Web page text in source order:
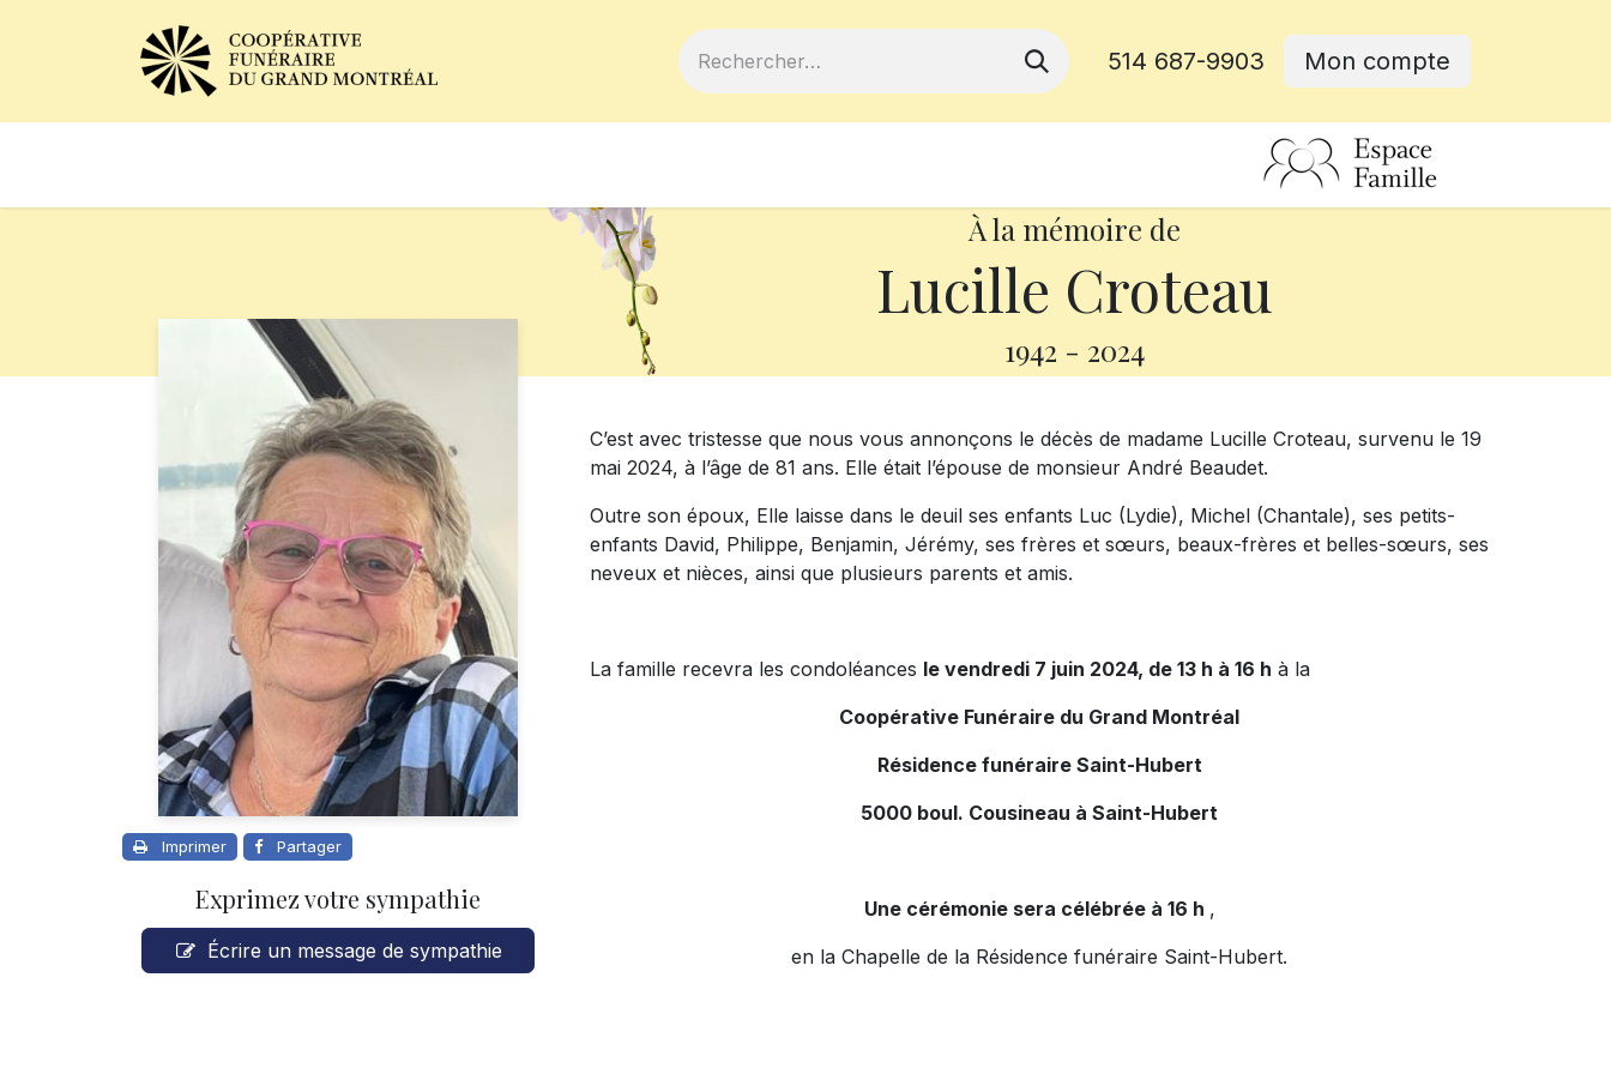
514 687-9903 Mon compte
À la mémoire de
Lucille Croteau
1942 - 2024
Imprimer Partager
Exprimez votre sympathie
Écrire un message de sympathie
C’est avec tristesse que nous vous annonçons le décès de madame Lucille Croteau, survenu le 19
mai 2024, à l’âge de 81 ans. Elle était l’épouse de monsieur André Beaudet.
Outre son époux, Elle laisse dans le deuil ses enfants Luc (Lydie), Michel (Chantale), ses petits-
enfants David, Philippe, Benjamin, Jérémy, ses frères et sœurs, beaux-frères et belles-sœurs, ses
neveux et nièces, ainsi que plusieurs parents et amis.
La famille recevra les condoléances le vendredi 7 juin 2024, de 13 h à 16 h à la
Coopérative Funéraire du Grand Montréal
Résidence funéraire Saint-Hubert
5000 boul. Cousineau à Saint-Hubert
Une cérémonie sera célébrée à 16 h ,
en la Chapelle de la Résidence funéraire Saint-Hubert.